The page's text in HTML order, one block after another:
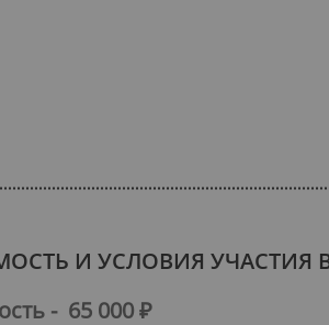
И УСЛОВИЯ УЧАСТИЯ
- 65 000 ₽